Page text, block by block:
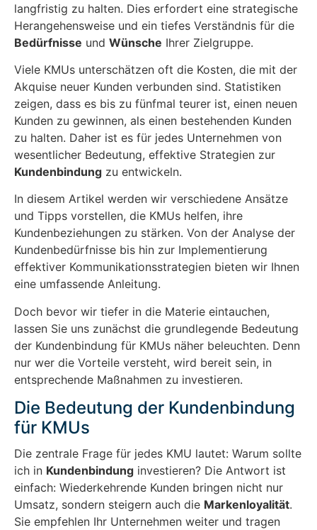
langfristig zu halten. Dies erfordert eine strategische
Herangehensweise und ein tiefes Verständnis für die
Bedürfnisse und Wünsche Ihrer Zielgruppe.
Viele KMUs unterschätzen oft die Kosten, die mit der
Akquise neuer Kunden verbunden sind. Statistiken
zeigen, dass es bis zu fünfmal teurer ist, einen neuen
Kunden zu gewinnen, als einen bestehenden Kunden
zu halten. Daher ist es für jedes Unternehmen von
wesentlicher Bedeutung, effektive Strategien zur
Kundenbindung zu entwickeln.
In diesem Artikel werden wir verschiedene Ansätze
und Tipps vorstellen, die KMUs helfen, ihre
Kundenbeziehungen zu stärken. Von der Analyse der
Kundenbedürfnisse bis hin zur Implementierung
effektiver Kommunikationsstrategien bieten wir Ihnen
eine umfassende Anleitung.
Doch bevor wir tiefer in die Materie eintauchen,
lassen Sie uns zunächst die grundlegende Bedeutung
der Kundenbindung für KMUs näher beleuchten. Denn
nur wer die Vorteile versteht, wird bereit sein, in
entsprechende Maßnahmen zu investieren.
Die Bedeutung der Kundenbindung
für KMUs
Die zentrale Frage für jedes KMU lautet: Warum sollte
ich in Kundenbindung investieren? Die Antwort ist
einfach: Wiederkehrende Kunden bringen nicht nur
Umsatz, sondern steigern auch die Markenloyalität.
Sie empfehlen Ihr Unternehmen weiter und tragen